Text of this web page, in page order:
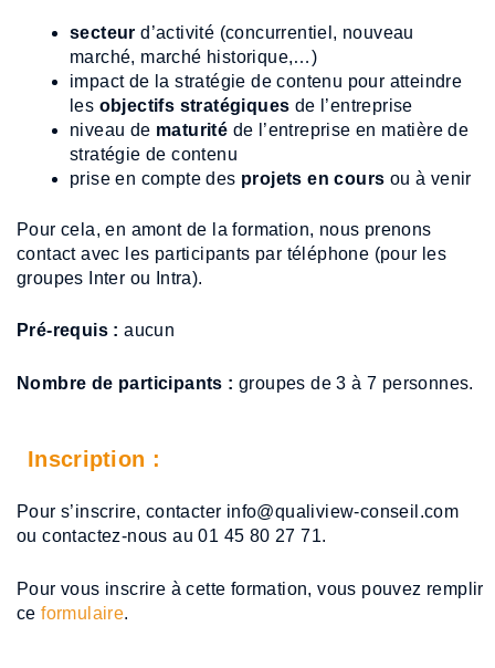
secteur d’activité (concurrentiel, nouveau
marché, marché historique,…)
impact de la stratégie de contenu pour atteindre
les objectifs stratégiques de l’entreprise
niveau de maturité de l’entreprise en matière de
stratégie de contenu
prise en compte des projets en cours ou à venir
Pour cela, en amont de la formation, nous prenons
contact avec les participants par téléphone (pour les
groupes Inter ou Intra).
Pré-requis : aucun
Nombre de participants : groupes de 3 à 7 personnes.
Inscription :
Pour s’inscrire, contacter info@qualiview-conseil.com
ou contactez-nous au 01 45 80 27 71.
Pour vous inscrire à cette formation, vous pouvez remplir
ceformulaire.